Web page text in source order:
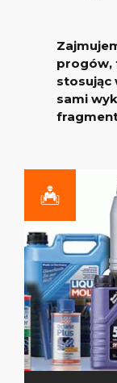
progów,
stosując
sami